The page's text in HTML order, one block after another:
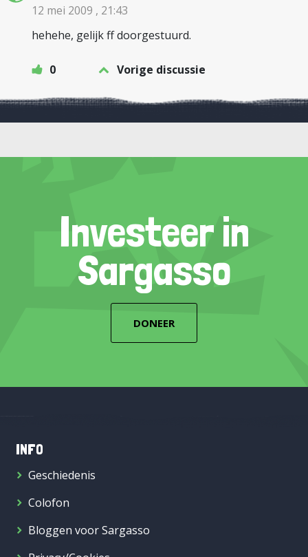
12 mei 2009 , 21:43
hehehe, gelijk ff doorgestuurd.
0 Vorige discussie
Investeer in
Sargasso
DONEER
INFO
Geschiedenis
Colofon
Bloggen voor Sargasso